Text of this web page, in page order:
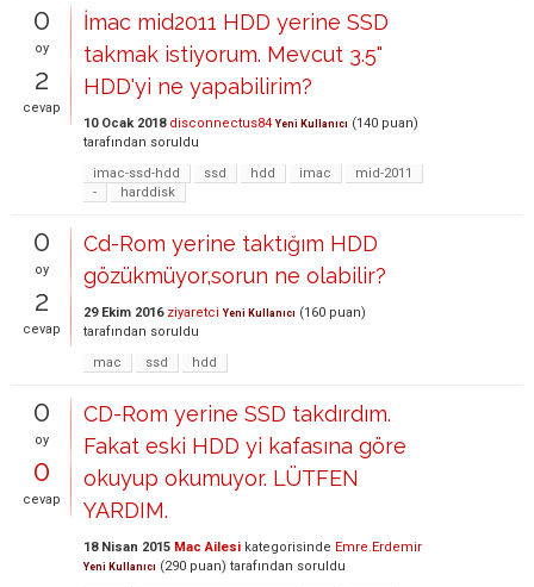
0
oy
2
cevap
İmac mid2011 HDD yerine SSD
takmak istiyorum. Mevcut 3.5"
HDD'yi ne yapabilirim?
10 Ocak 2018 disconnectus84 Yeni Kullanıcı (140 puan)
tarafından soruldu
imac-ssd-hdd
ssd hdd imac
mid-2011
-
harddisk
0
oy
2
cevap
Cd-Rom yerine taktığım HDD
gözükmüyor,sorun ne olabilir?
29 Ekim 2016 ziyaretci Yeni Kullanıcı (160 puan)
tarafından soruldu
mac
ssd hdd
0
oy
0
cevap
CD-Rom yerine SSD takdırdım.
Fakat eski HDD yi kafasına göre
okuyup okumuyor. LÜTFEN
YARDIM.
18 Nisan 2015 Mac Ailesi kategorisinde Emre.Erdemir
Yeni Kullanıcı (290 puan) tarafından soruldu